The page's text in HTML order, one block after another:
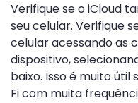
Verifique se o iCloud
seu celular. Verifique
celular acessando as
dispositivo,
baixo. Isso é muito
Fi com muita